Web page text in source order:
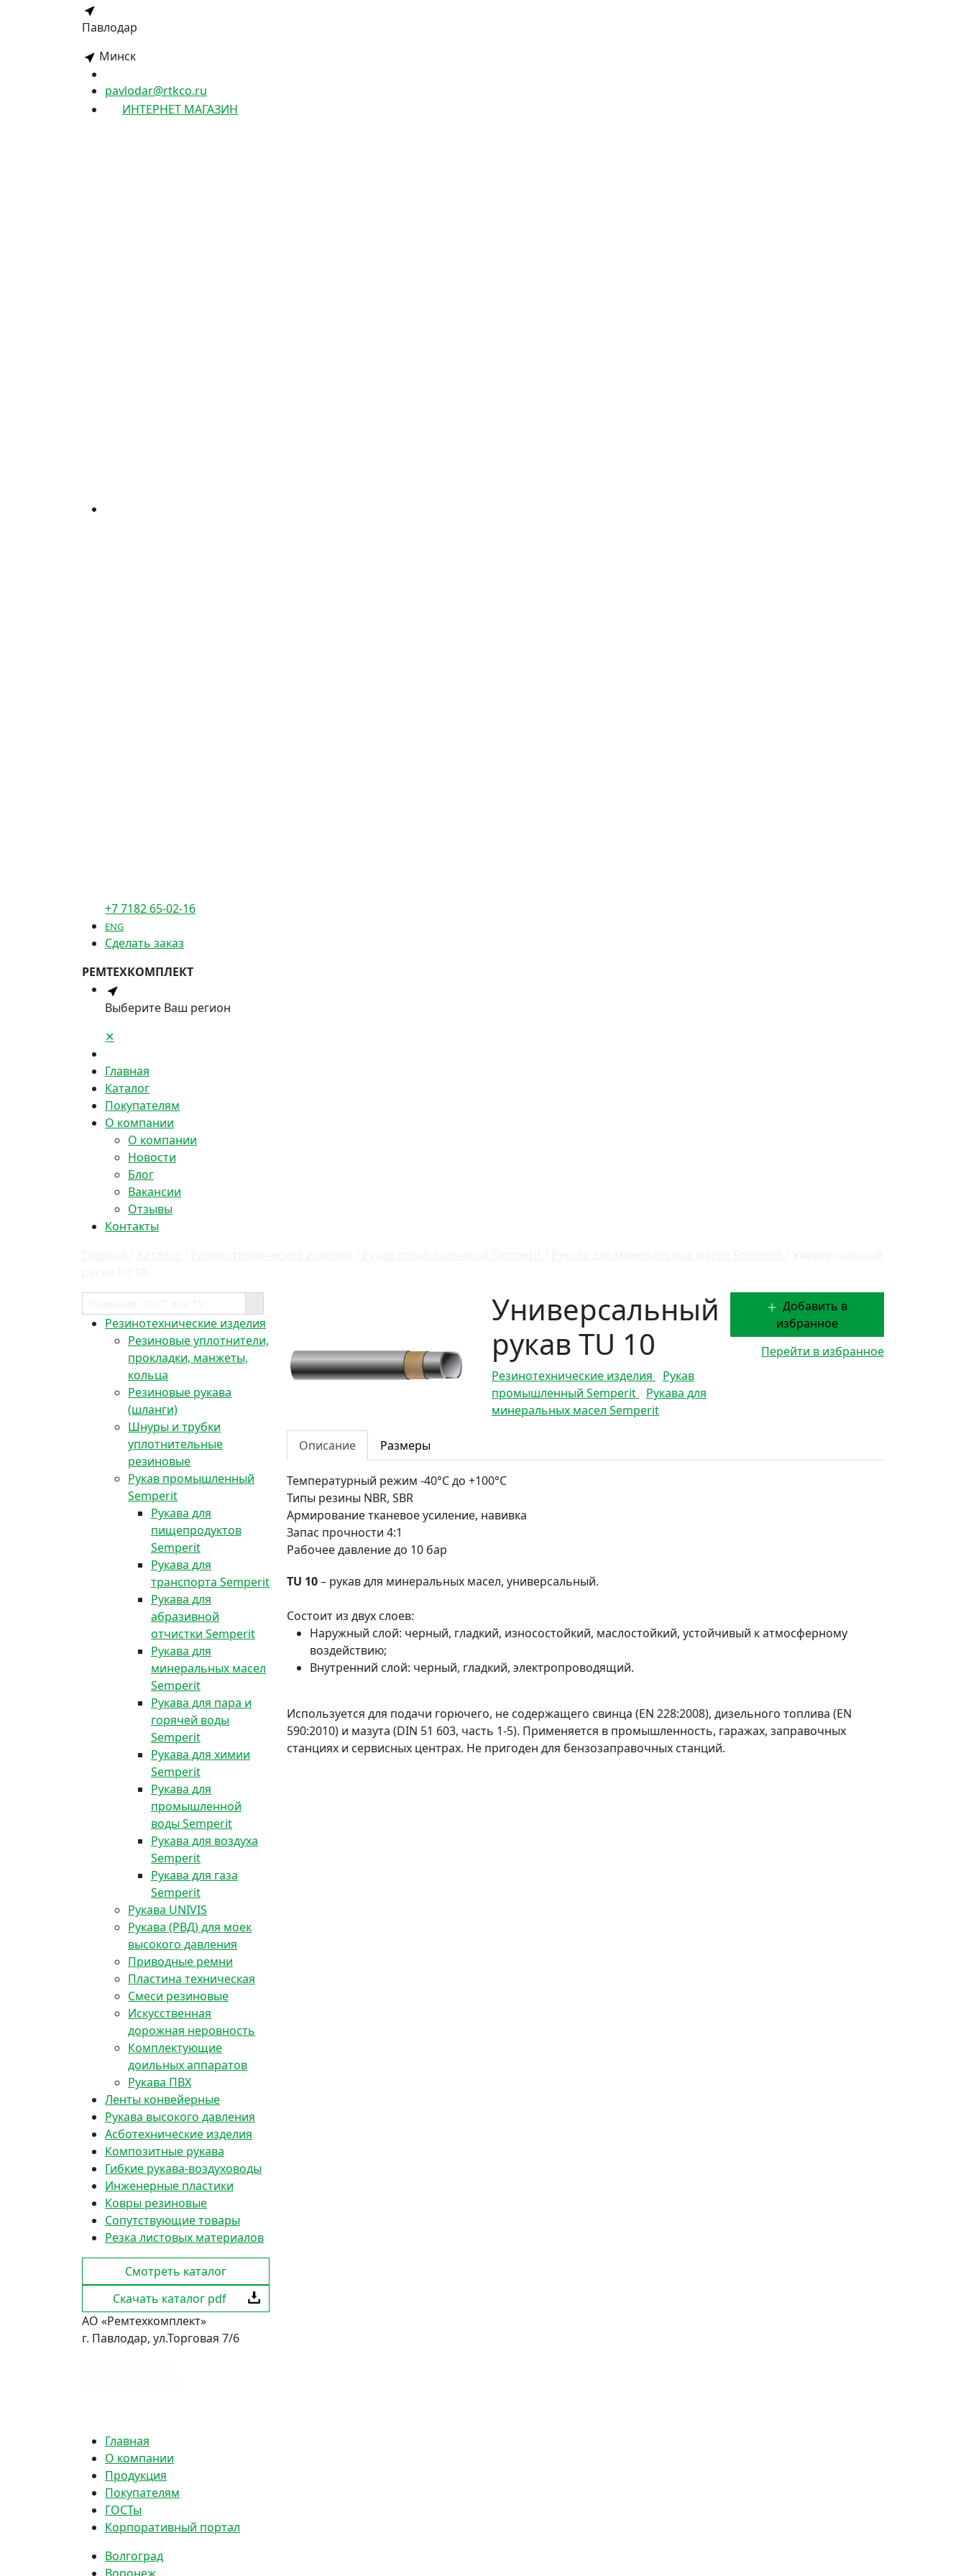
Павлодар
Минск
pavlodar@rtkco.ru
ИНТЕРНЕТ МАГАЗИН
+7 7182 65-02-16
ENG
Сделать заказ
РЕМТЕХКОМПЛЕКТ
Выберите Ваш регион
✕
Главная
Каталог
Покупателям
О компании
О компании
Новости
Блог
Вакансии
Отзывы
Контакты
Резинотехнические изделия
Резиновые уплотнители,
прокладки, манжеты,
кольца
Резиновые рукава
(шланги)
Шнуры и трубки
уплотнительные
резиновые
Рукав промышленный
Semperit
Рукава для
пищепродуктов
Semperit
Рукава для
транспорта Semperit
Рукава для
абразивной
отчистки Semperit
Рукава для
минеральных масел
Semperit
Рукава для пара и
горячей воды
Semperit
Рукава для химии
Semperit
Рукава для
промышленной
воды Semperit
Рукава для воздуха
Semperit
Рукава для газа
Semperit
Рукава UNIVIS
Рукава (РВД) для моек
высокого давления
Приводные ремни
Пластина техническая
Смеси резиновые
Искусственная
дорожная неровность
Комплектующие
доильных аппаратов
Рукава ПВХ
Ленты конвейерные
Рукава высокого давления
Асботехнические изделия
Композитные рукава
Гибкие рукава-воздуховоды
Инженерные пластики
Ковры резиновые
Сопутствующие товары
Резка листовых материалов
Смотреть каталог
Скачать каталог pdf
Универсальный
рукав TU 10
Резинотехнические изделия
Рукав
промышленный Semperit
Рукава для
минеральных масел Semperit
Добавить в
избранное
Перейти в избранное
Описание Размеры
Температурный режим -40°С до +100°С
Типы резины NBR, SBR
Армированиетканевое усиление, навивка
Запас прочности 4:1
Рабочее давлениедо 10 бар
TU 10– рукав для минеральных масел, универсальный.
Состоит из двух слоев:
Наружный слой: черный, гладкий, износостойкий, маслостойкий, устойчивый к атмосферному
воздействию;
Внутренний слой: черный, гладкий, электропроводящий.
Используется для подачи горючего, не содержащего свинца (EN 228:2008), дизельного топлива (EN
590:2010) и мазута (DIN 51 603, часть 1-5). Применяется в промышленность, гаражах, заправочных
станциях и сервисных центрах. Не пригоден для бензозаправочных станций.
АО «Ремтехкомплект»
г. Павлодар, ул.Торговая 7/6
Главная
О компании
Продукция
Покупателям
ГОСТы
Корпоративный портал
Волгоград